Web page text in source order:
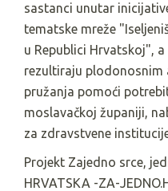
sastanci unutar
tematske mreže
u Republici Hrvatskoj",
rezultiraju
pružanja pomoći
moslavačkoj županiji,
za zdravstvene
Projekt Zajedno srce,
HRVATSKA -ZA-